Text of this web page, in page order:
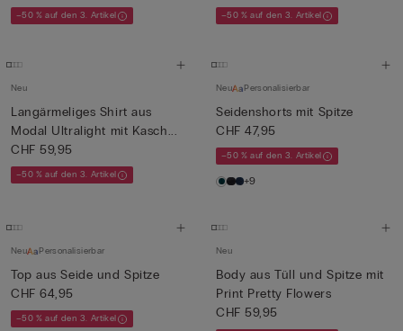
–50 % auf den 3. Artikel –50 % auf den 3. Artikel
Neu
Langärmeliges Shirt aus
Modal Ultralight mit Kasch...
CHF 59,95
–50 % auf den 3. Artikel
Neu Personalisierbar
Seidenshorts mit Spitze
CHF 47,95
–50 % auf den 3. Artikel
+9
Neu Personalisierbar
Top aus Seide und Spitze
CHF 64,95
–50 % auf den 3. Artikel
Neu
Body aus Tüll und Spitze mit
Print Pretty Flowers
CHF 59,95